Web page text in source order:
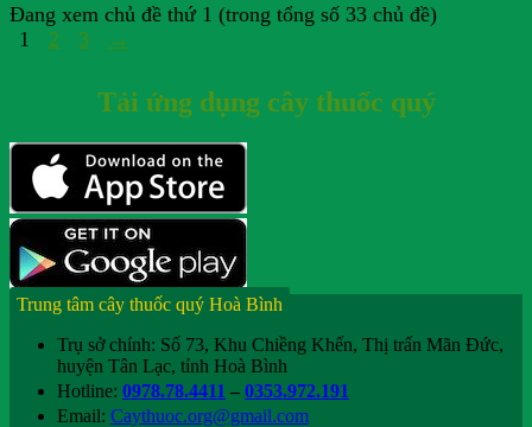
Đang xem chủ đề thứ 1 (trong tổng số 33 chủ đề)
1
2 3 →
Tải ứng dụng cây thuốc quý
Trung tâm cây thuốc quý Hoà Bình
Trụ sở chính: Số 73, Khu Chiềng Khến, Thị trấn Mãn Đức,
huyện Tân Lạc, tỉnh Hoà Bình
Hotline: 0978.78.4411 – 0353.972.191
Email: Caythuoc.org@gmail.com